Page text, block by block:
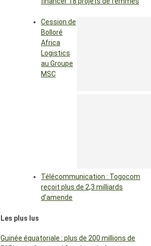
Cession de
Bolloré
Africa
Logistics
au Groupe
MSC
Télécommunication : Togocom
reçoit plus de 2,3 milliards
d’amende
Les plus lus
Guinée équatoriale : plus de 200 millions de